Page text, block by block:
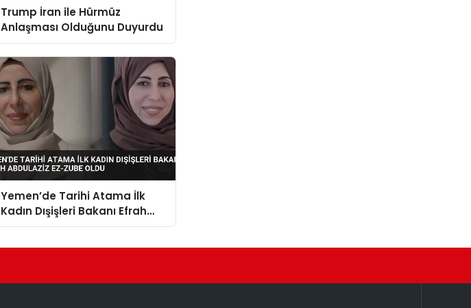
Trump İran ile Hürmüz
Anlaşması Olduğunu Duyurdu
Yemen’de Tarihi Atama İlk
Kadın Dışişleri Bakanı Efrah
Abdulaziz ez-Zube Oldu